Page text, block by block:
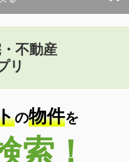
島３
不動産
リ
の物件を
索！